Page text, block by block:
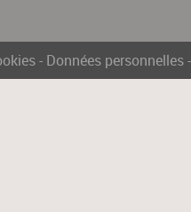
- Données personnelles-